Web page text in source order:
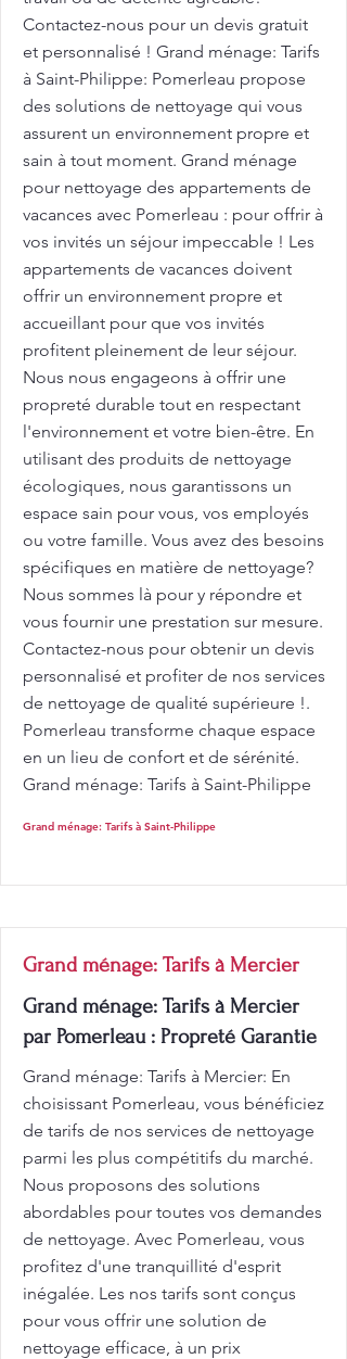
Contactez-nous pour un devis gratuit
et personnalisé ! Grand ménage: Tarifs
à Saint-Philippe: Pomerleau propose
des solutions de nettoyage qui vous
assurent un environnement propre et
sain à tout moment. Grand ménage
pour nettoyage des appartements de
vacances avec Pomerleau : pour offrir à
vos invités un séjour impeccable ! Les
appartements de vacances doivent
offrir un environnement propre et
accueillant pour que vos invités
profitent pleinement de leur séjour.
Nous nous engageons à offrir une
propreté durable tout en respectant
l'environnement et votre bien-être. En
utilisant des produits de nettoyage
écologiques, nous garantissons un
espace sain pour vous, vos employés
ou votre famille. Vous avez des besoins
spécifiques en matière de nettoyage?
Nous sommes là pour y répondre et
vous fournir une prestation sur mesure.
Contactez-nous pour obtenir un devis
personnalisé et profiter de nos services
de nettoyage de qualité supérieure !.
Pomerleau transforme chaque espace
en un lieu de confort et de sérénité.
Grand ménage: Tarifs à Saint-Philippe
Grand ménage: Tarifs à Saint-Philippe
Grand ménage: Tarifs à Mercier
Grand ménage: Tarifs à Mercier
par Pomerleau : Propreté Garantie
Grand ménage: Tarifs à Mercier: En
choisissant Pomerleau, vous bénéficiez
de tarifs de nos services de nettoyage
parmi les plus compétitifs du marché.
Nous proposons des solutions
abordables pour toutes vos demandes
de nettoyage. Avec Pomerleau, vous
profitez d'une tranquillité d'esprit
inégalée. Les nos tarifs sont conçus
pour vous offrir une solution de
nettoyage efficace, à un prix